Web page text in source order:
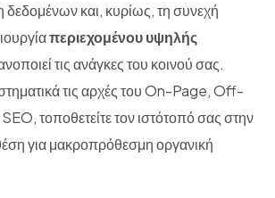
και, κυρίως, τη συνεχή
περιεχομένου υψηλής
τις ανάγκες του κοινού σας.
τις αρχές του On-Page, Off-
τοποθετείτε τον ιστότοπό σας στην
για μακροπρόθεσμη οργανική